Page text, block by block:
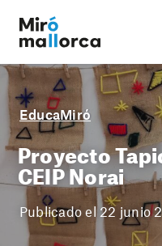
EducaMiró
Proyecto
CEIP Norai
Publicado el 22 junio